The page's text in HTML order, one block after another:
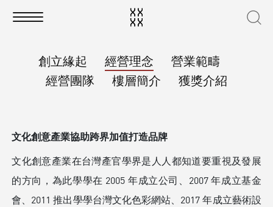
創立緣起 經營理念
營業範疇
經營團隊
樓層簡介 獲獎介紹
文化創意產業協助跨界加值打造品牌
文化創意產業在台灣產官學界是人人都知道要重視及發展
的方向，為此學學在 2005 年成立公司、2007 年成立基金
會、2011 推出學學台灣文化色彩網站、2017 年成立藝術設